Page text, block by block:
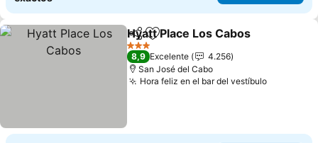
CompartirAñadir a favoritos
Hyatt Place Los Cabos
3 Estrellas
8,9 Excelente
4.256
San José del Cabo
Hora feliz en el bar del vestíbulo